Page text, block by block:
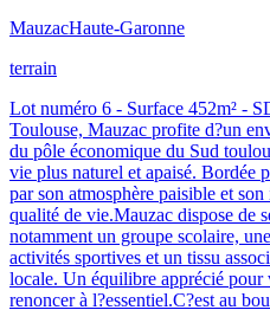
MauzacHaute-Garonne
terrain
Lot numéro 6 - Surface 452m² -
Toulouse, Mauzac profite d?un
du pôle économique du Sud
vie plus naturel et apaisé. Bordée
par son atmosphère paisible et
qualité de vie.Mauzac dispose de
notamment un groupe scolaire,
activités sportives et un tissu
locale. Un équilibre apprécié pour
renoncer à l?essentiel.C?est au